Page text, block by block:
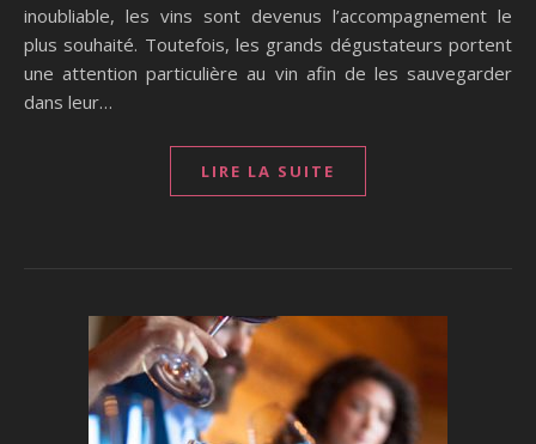
inoubliable, les vins sont devenus l’accompagnement le
plus souhaité. Toutefois, les grands dégustateurs portent
une attention particulière au vin afin de les sauvegarder
dans leur…
LIRE LA SUITE